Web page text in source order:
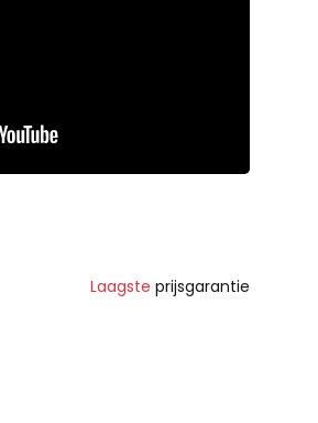
Laagste prijsgarantie